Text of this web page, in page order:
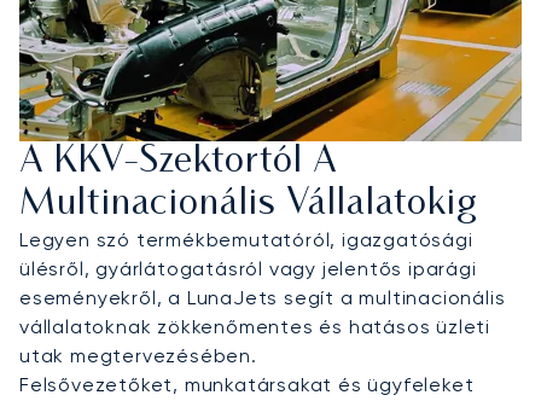
A KKV-Szektortól A
Multinacionális Vállalatokig
Legyen szó termékbemutatóról, igazgatósági
ülésről, gyárlátogatásról vagy jelentős iparági
eseményekről, a LunaJets segít a multinacionális
vállalatoknak zökkenőmentes és hatásos üzleti
utak megtervezésében.
Felsővezetőket, munkatársakat és ügyfeleket